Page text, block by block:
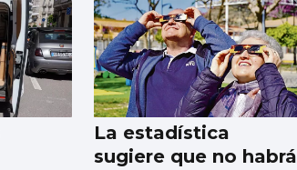
La estadística
sugiere que no habrá